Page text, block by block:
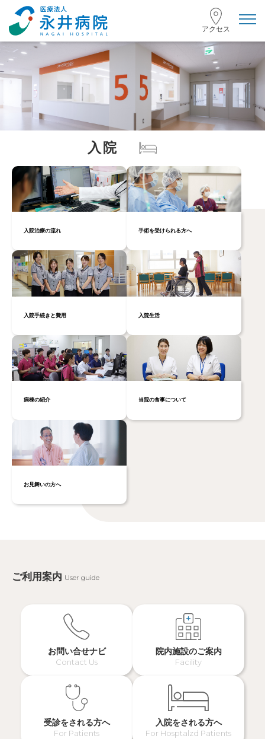
アクセス
入 院
入院治療の流れ 手術を受けられる方へ
入院手続きと費用 入院生活
病棟の紹介 当院の食事について
お見舞いの方へ
ご利用案内 User guide
お問い合せナビ
Contact Us
院内施設のご案内
Facility
受診をされる方へ
For Patients
入院をされる方へ
For Hosptalzd Patients